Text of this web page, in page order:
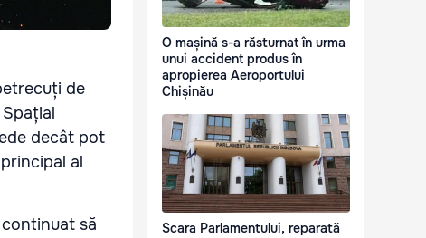
de
decât pot
al
să
O mașină s-a răsturnat în urma
unui accident produs în
apropierea Aeroportului
Chișinău
Scara Parlamentului, reparată